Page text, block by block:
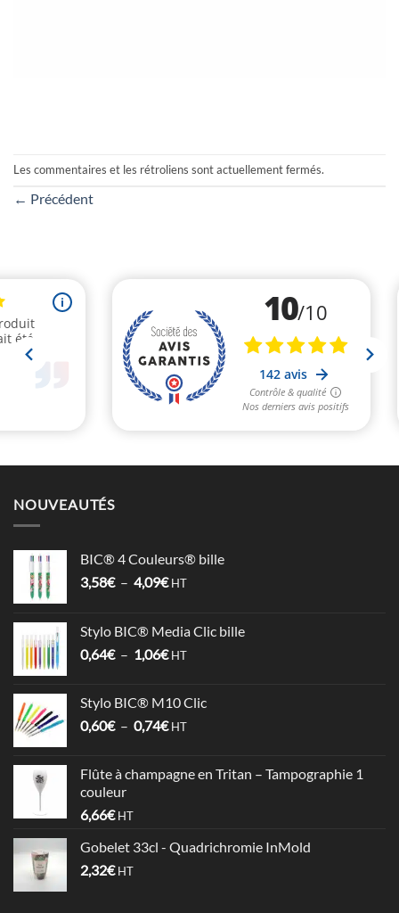
Les commentaires et les rétroliens sont actuellement fermés.
← Précédent
NOUVEAUTÉS
BIC® 4 Couleurs® bille
3,58€ – 4,09€Plage
3,58€
à
HT
Stylo BIC® Media Clic bille
0,64€ – 1,06€Plage
0,64€
à
HT
Stylo BIC® M10 Clic
0,60€ – 0,74€Plage
0,60€
HT
Flûte à champagne en Tritan – Tampographie 1
couleur
6,66€ HT
Gobelet 33cl - Quadrichromie InMold
2,32€ HT